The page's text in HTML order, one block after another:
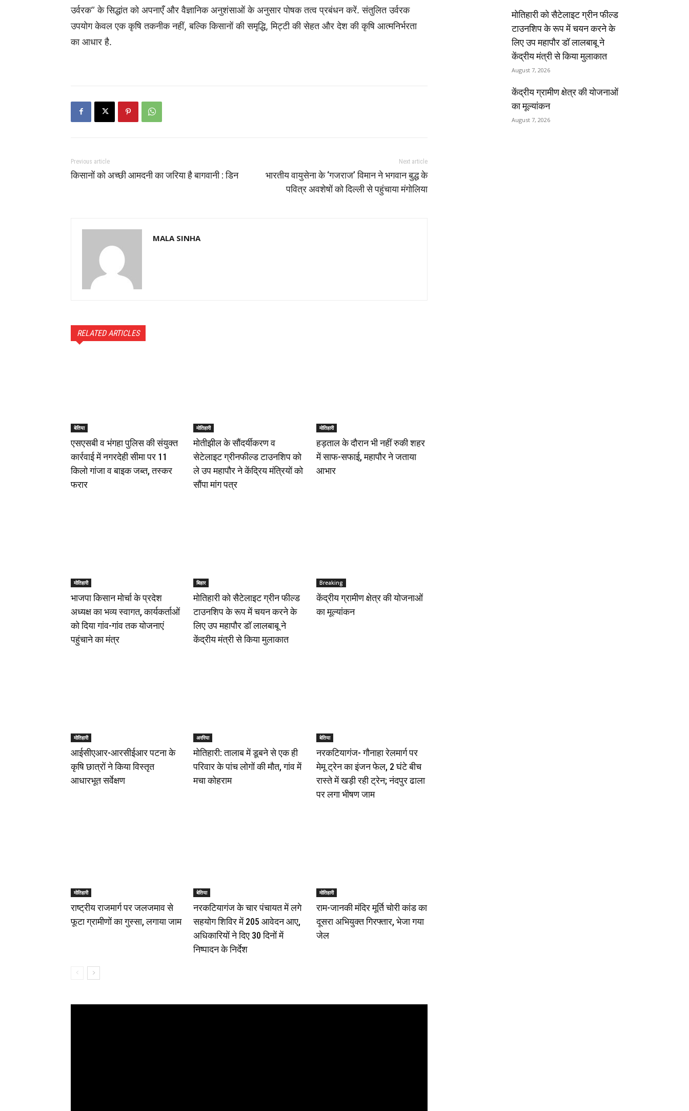
उर्वरक” के सिद्धांत को अपनाएँ और वैज्ञानिक अनुशंसाओं के अनुसार पोषक तत्व प्रबंधन करें. संतुलित उर्वरक
उपयोग केवल एक कृषि तकनीक नहीं, बल्कि किसानों की समृद्धि, मिट्टी की सेहत और देश की कृषि आत्मनिर्भरता
का आधार है.
Previous article
किसानों को अच्छी आमदनी का जरिया है बागवानी : डिन
Next article
भारतीय वायुसेना के ‘गजराज’ विमान ने भगवान बुद्ध के
पवित्र अवशेषों को दिल्ली से पहुंचाया मंगोलिया
MALA SINHA
RELATED ARTICLES
बेतिया
एसएसबी व भंगहा पुलिस की संयुक्त
कार्रवाई में नगरदेही सीमा पर 11
किलो गांजा व बाइक जब्त, तस्कर
फरार
मोतिहारी
मोतीझील के सौंदर्यीकरण व
सेटेलाइट ग्रीनफील्ड टाउनशिप को
ले उप महापौर ने केंद्रिय मंत्रियों को
सौंपा मांग पत्र
मोतिहारी
हड़ताल के दौरान भी नहीं रुकी शहर
में साफ-सफाई, महापौर ने जताया
आभार
मोतिहारी
भाजपा किसान मोर्चा के प्रदेश
अध्यक्ष का भव्य स्वागत, कार्यकर्ताओं
को दिया गांव-गांव तक योजनाएं
पहुंचाने का मंत्र
बिहार
मोतिहारी को सैटेलाइट ग्रीन फील्ड
टाउनशिप के रूप में चयन करने के
लिए उप महापौर डॉ लालबाबू ने
केंद्रीय मंत्री से किया मुलाकात
Breaking
केंद्रीय ग्रामीण क्षेत्र की योजनाओं
का मूल्यांकन
मोतिहारी
आईसीएआर-आरसीईआर पटना के
कृषि छात्रों ने किया विस्तृत
आधारभूत सर्वेक्षण
अररिया
मोतिहारी: तालाब में डूबने से एक ही
परिवार के पांच लोगों की मौत, गांव में
मचा कोहराम
बेतिया
नरकटियागंज- गौनाहा रेलमार्ग पर
मेमू ट्रेन का इंजन फेल, 2 घंटे बीच
रास्ते में खड़ी रही ट्रेन; नंदपुर ढाला
पर लगा भीषण जाम
मोतिहारी
राष्ट्रीय राजमार्ग पर जलजमाव से
फूटा ग्रामीणों का गुस्सा, लगाया जाम
बेतिया
नरकटियागंज के चार पंचायत में लगे
सहयोग शिविर में 205 आवेदन आए,
अधिकारियों ने दिए 30 दिनों में
निष्पादन के निर्देश
मोतिहारी
राम-जानकी मंदिर मूर्ति चोरी कांड का
दूसरा अभियुक्त गिरफ्तार, भेजा गया
जेल
मोतिहारी को सैटेलाइट ग्रीन फील्ड
टाउनशिप के रूप में चयन करने के
लिए उप महापौर डॉ लालबाबू ने
केंद्रीय मंत्री से किया मुलाकात
August 7, 2026
केंद्रीय ग्रामीण क्षेत्र की योजनाओं
का मूल्यांकन
August 7, 2026